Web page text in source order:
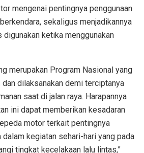
mengenai pentingnya penggunaan
sekaligus menjadikannya
digunakan ketika menggunakan
merupakan Program Nasional yang
dan dilaksanakan demi terciptanya
saat di jalan raya. Harapannya
ini dapat memberikan kesadaran
motor terkait pentingnya
dalam kegiatan sehari-hari yang pada
tingkat kecelakaan lalu lintas,”